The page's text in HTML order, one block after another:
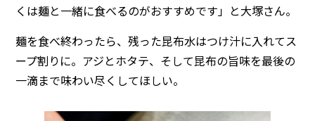
くは麺と一緒に食べるのがおすすめです」と大塚さん。
麺を食べ終わったら、残った昆布水はつけ汁に入れてス
ープ割りに。アジとホタテ、そして昆布の旨味を最後の
一滴まで味わい尽くしてほしい。